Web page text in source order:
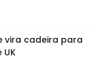
vira cadeira para